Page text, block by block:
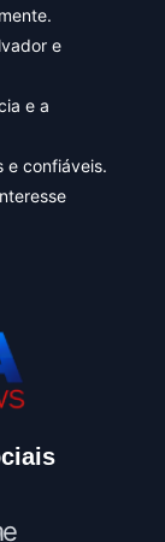
e
e a
e confiáveis.